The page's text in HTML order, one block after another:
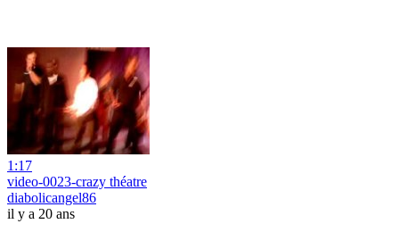
1:17
video-0023-crazy théatre
diabolicangel86
il y a 20 ans